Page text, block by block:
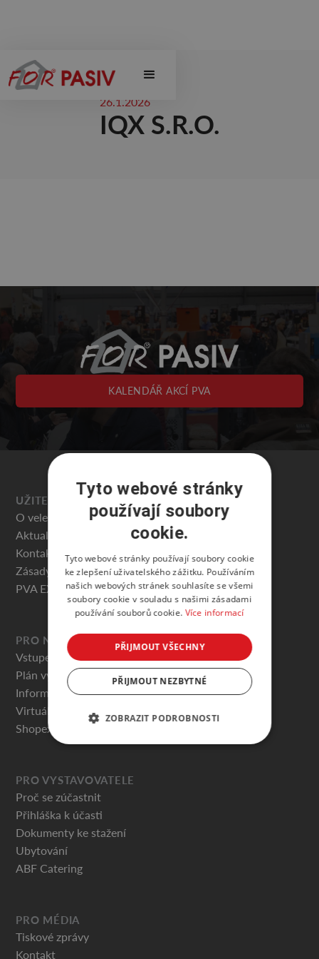
26.1.2026
IQX S.R.O.
KALENDÁŘ AKCÍ PVA
UŽITEČNÉ
O veletrhu
Aktuality
Kontakty
Zásady ochrany osobních údajů
PVA EXPO PRAHA
PRO NÁVŠTĚVNÍKY
Vstupenky
Plán výstaviště
Informace pro návštěvníky
Virtuální prohlídky
Shopex.cz
PRO VYSTAVOVATELE
Proč se zúčastnit
Přihláška k účasti
Dokumenty ke stažení
Ubytování
ABF Catering
PRO MÉDIA
Tiskové zprávy
Kontakt
Tyto webové stránky
používají soubory
cookie.
Tyto webové stránky používají soubory cookie
ke zlepšení uživatelského zážitku. Používáním
našich webových stránek souhlasíte se všemi
soubory cookie v souladu s našimi zásadami
používání souborů cookie. Více informací
PŘIJMOUT VŠECHNY
PŘIJMOUT NEZBYTNÉ
ZOBRAZIT PODROBNOSTI